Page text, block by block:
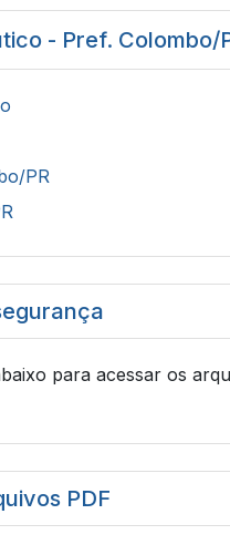
- Pref. Colombo/
PR
para acessar os
PDF